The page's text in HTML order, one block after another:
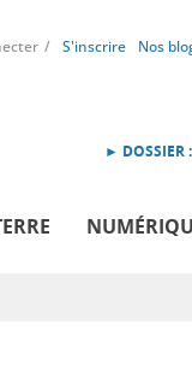
S'inscrire Nos
► DOSSIER